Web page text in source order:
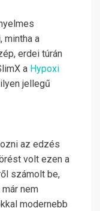
mintha a
erdei túrán
a Hypoxi
jellegű
az edzés
volt ezen a
számolt be,
nem
modernebb